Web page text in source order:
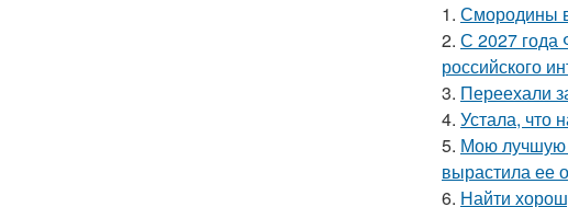
1. Смородины в
2. С 2027 года
российского
3. Переехали
4. Устала, что
5. Мою лучшую
вырастила ее
6. Найти